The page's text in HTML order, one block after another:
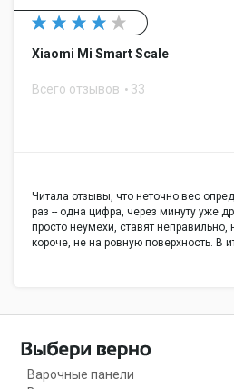
Xiaomi Mi Smart Scale
Всего отзывов 33
Читала отзывы, что неточно вес
раз -- одна цифра, через минуту уже
просто неумехи, ставят неправильно,
короче, не на ровную поверхность. В
Варочные панели